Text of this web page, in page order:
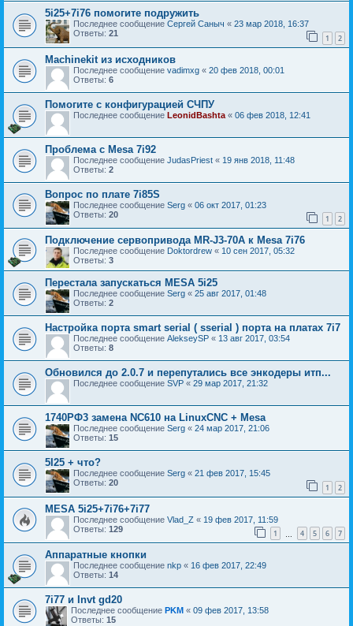
5i25+7i76 помогите подружить
Последнее сообщение Сергей Саныч « 23 мар 2018, 16:37
Ответы: 21 1 2
Machinekit из исходников
Последнее сообщение vadimxg « 20 фев 2018, 00:01
Ответы: 6
Помогите с конфигурацией СЧПУ
Последнее сообщение LeonidBashta « 06 фев 2018, 12:41
Проблема с Mesa 7i92
Последнее сообщение JudasPriest « 19 янв 2018, 11:48
Ответы: 2
Вопрос по плате 7i85S
Последнее сообщение Serg « 06 окт 2017, 01:23
Ответы: 20 1 2
Подключение сервопривода MR-J3-70A к Mesa 7i76
Последнее сообщение Doktordrew « 10 сен 2017, 05:32
Ответы: 3
Перестала запускаться MESA 5i25
Последнее сообщение Serg « 25 авг 2017, 01:48
Ответы: 2
Настройка порта smart serial ( sserial ) порта на платах 7i7
Последнее сообщение AlekseySP « 13 авг 2017, 03:54
Ответы: 8
Обновился до 2.0.7 и перепутались все энкодеры итп...
Последнее сообщение SVP « 29 мар 2017, 21:32
1740РФ3 замена NC610 на LinuxCNC + Mesa
Последнее сообщение Serg « 24 мар 2017, 21:06
Ответы: 15
5I25 + что?
Последнее сообщение Serg « 21 фев 2017, 15:45
Ответы: 20 1 2
MESA 5i25+7i76+7i77
Последнее сообщение Vlad_Z « 19 фев 2017, 11:59
Ответы: 129 1 4 5 6 7
Аппаратные кнопки
Последнее сообщение nkp « 16 фев 2017, 22:49
Ответы: 14
7i77 и Invt gd20
Последнее сообщение PKM « 09 фев 2017, 13:58
Ответы: 15